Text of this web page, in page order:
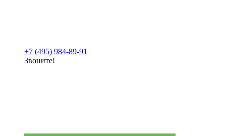
+7 (495) 984-89-91
Звоните!